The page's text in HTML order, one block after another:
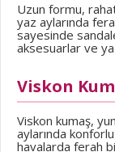
Uzun formu,
yaz aylarında
sayesinde
aksesuarlar ve
Viskon
Viskon kumaş,
aylarında
havalarda ferah